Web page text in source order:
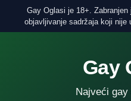
Gay Oglasi je 18+.
objavljivanje sadržaja koji nije
Gay
Najveći